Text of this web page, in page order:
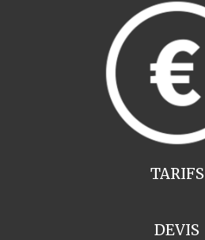
TARIFS
DEVIS